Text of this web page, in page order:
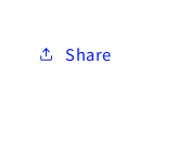
Share